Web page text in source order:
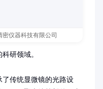
密仪器科技有限公司
研领域。
传统显微镜的光路设